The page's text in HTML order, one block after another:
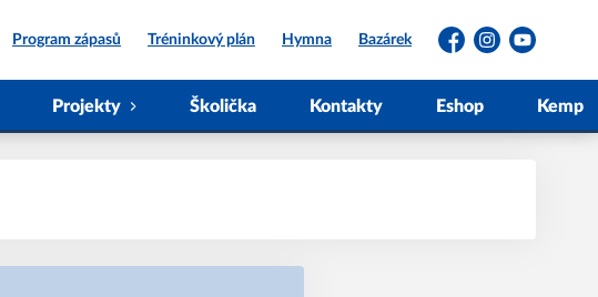
Program zápasů Tréninkový plán Hymna Bazárek
FacebookInstagramYouTube
Projekty Školička Kontakty Eshop Kemp